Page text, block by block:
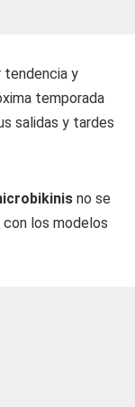
tendencia y
temporada
salidas y tardes
no se
con los modelos